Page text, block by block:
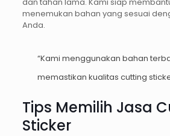
menemukan bahan yang sesuai
Anda.
“Kami menggunakan bahan
memastikan kualitas cutting
Tips Memilih Jasa
Sticker